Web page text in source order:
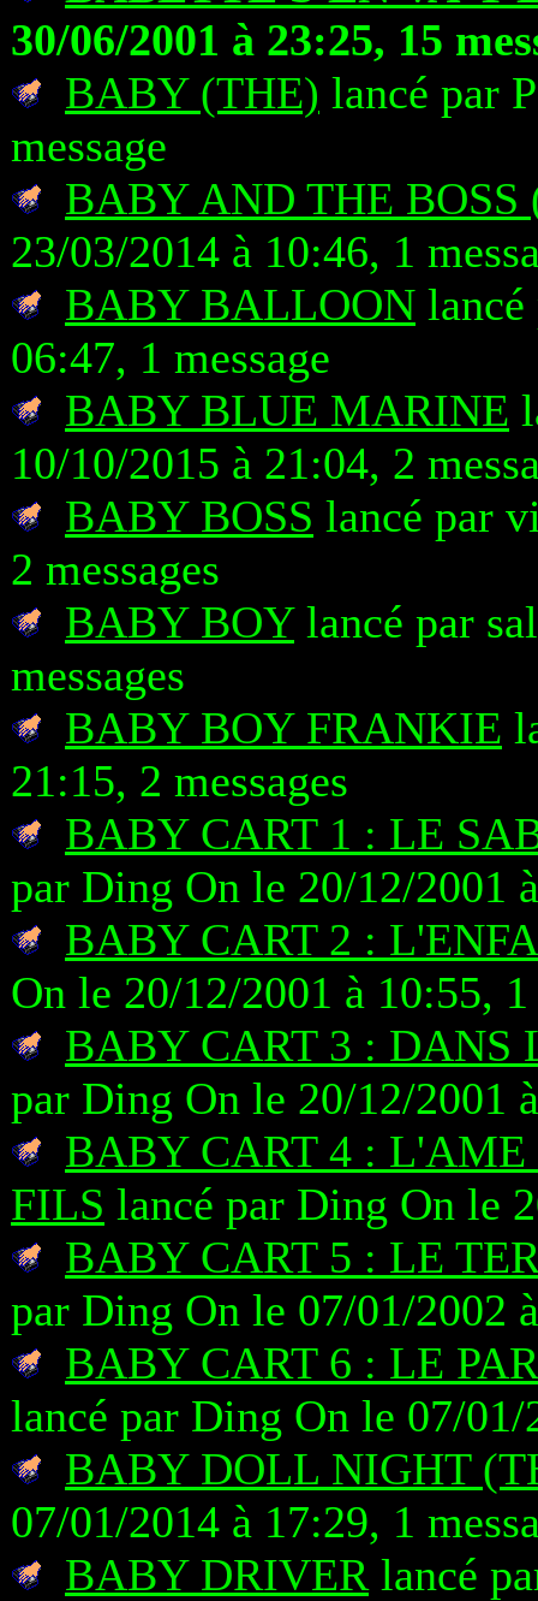
30/06/2001 à 23:25, 15
BABY (THE) lancé par
message
BABY AND THE BOSS
23/03/2014 à 10:46, 1
BABY BALLOON
06:47, 1 message
BABY BLUE MARINE
10/10/2015 à 21:04, 2
BABY BOSS lancé par
2 messages
BABY BOYlancé par
messages
BABY BOY FRANKIE
21:15, 2 messages
BABY CART 1 : LE
par Ding On le 20/12/2001
BABY CART 2 :
On le 20/12/2001 à 10:55, 1
BABY CART 3 : DANS
par Ding On le 20/12/2001
BABY CART 4 : L'AME
FILS lancé par Ding On le
BABY CART 5 : LE
par Ding On le 07/01/2002
BABY CART 6 : LE
lancé par Ding On le 07/01/
BABY DOLL NIGHT
07/01/2014 à 17:29, 1
BABY DRIVER lancé